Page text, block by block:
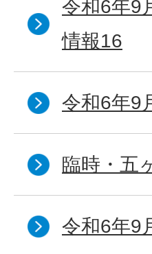
令和6年9
情報16
令和6年9
臨時・五
令和6年9